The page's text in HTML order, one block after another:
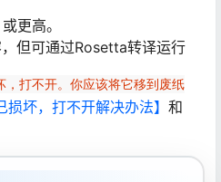
更高。
但可通过Rosetta转译运行
，打不开。你应该将它移到废纸
损坏，打不开解决办法】 和